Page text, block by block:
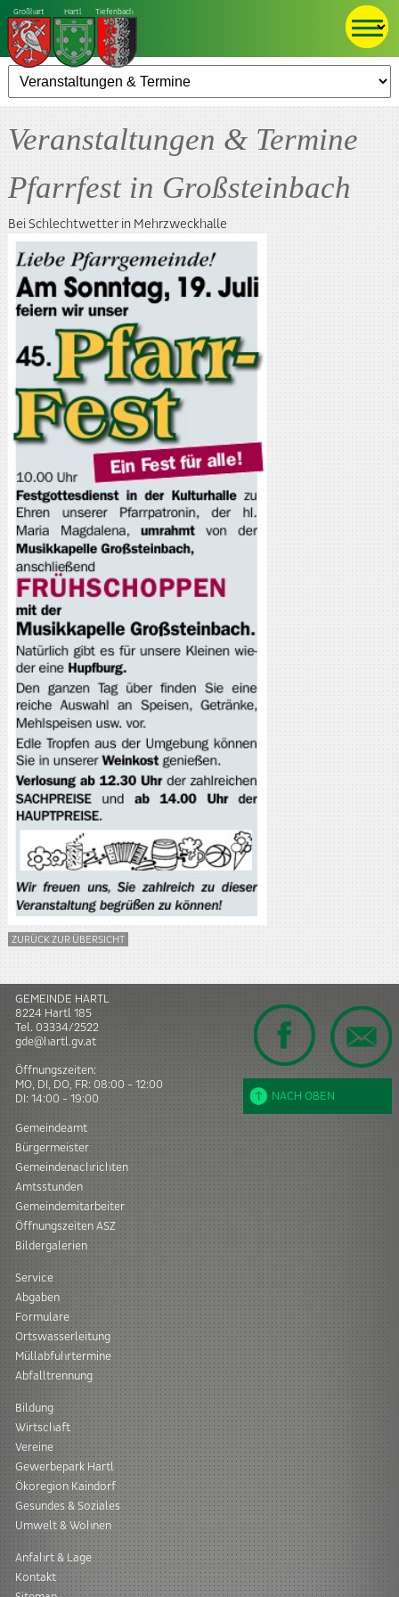
Großhart Hartl Tiefenbach
Veranstaltungen & Termine
Pfarrfest in Großsteinbach
Bei Schlechtwetter in Mehrzweckhalle
ZURÜCK ZUR ÜBERSICHT
NACH OBEN
GEMEINDE HARTL
8224 Hartl185
Tel. 03334/2522
gde@hartl.gv.at
Öffnungszeiten:
MO, DI, DO, FR: 08:00 - 12:00
DI: 14:00 - 19:00
Gemeindeamt
Bürgermeister
Gemeindenachrichten
Amtsstunden
Gemeindemitarbeiter
Öffnungszeiten ASZ
Bildergalerien
Service
Abgaben
Formulare
Ortswasserleitung
Müllabfuhrtermine
Abfalltrennung
Bildung
Wirtschaft
Vereine
Gewerbepark Hartl
Ökoregion Kaindorf
Gesundes & Soziales
Umwelt & Wohnen
Anfahrt & Lage
Kontakt